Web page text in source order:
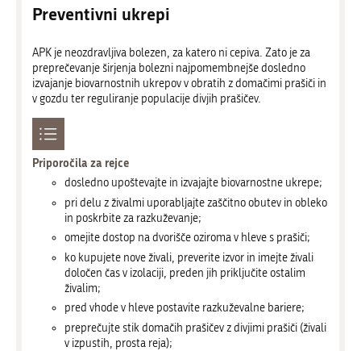
Preventivni ukrepi
APK je neozdravljiva bolezen, za katero ni cepiva. Zato je za
preprečevanje širjenja bolezni najpomembnejše dosledno
izvajanje biovarnostnih ukrepov v obratih z domačimi prašiči in
v gozdu ter reguliranje populacije divjih prašičev.
Priporočila za rejce
dosledno upoštevajte in izvajajte biovarnostne ukrepe;
pri delu z živalmi uporabljajte zaščitno obutev in obleko
in poskrbite za razkuževanje;
omejite dostop na dvorišče oziroma v hleve s prašiči;
ko kupujete nove živali, preverite izvor in imejte živali
določen čas v izolaciji, preden jih priključite ostalim
živalim;
pred vhode v hleve postavite razkuževalne bariere;
preprečujte stik domačih prašičev z divjimi prašiči (živali
v izpustih, prosta reja);